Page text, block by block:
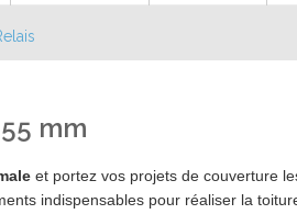
mm
et portez vos projets de couverture
indispensables pour réaliser la